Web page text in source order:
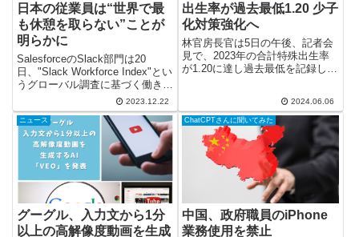
日本の従業員は“世界で最
も休憩を取らない”ことが
明らかに
SalesforceのSlack部門は20
日、"Slack Workforce Index"とい
うグローバル調査に基づく働き方
の未来についての説明会を行っ
た。 この世界的な調査は、主に
生産性と時間外労働の関連性に焦
点を当てており、アメリカ、...
2023.12.22
出生率が過去最低1.20 少子
化対策強化へ
林官房長官は5日の午後、記者会
見で、2023年の合計特殊出生率
が1.20に達し過去最低を記録した
ったなしの瀬戸際にある」と述
べ、少子化対策の強化に取り組む
方針を強調しました。 林官...
2024.06.06
ニュース
グーグル、入力文から1分
以上の高解像度動画を生成
ChatCPTさんに聞いてみた
中国、政府職員のiPhone
業務使用を禁止